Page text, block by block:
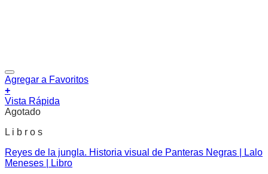
Agregar a Favoritos
+
Vista Rápida
Agotado
L i b r o s
Reyes de la jungla. Historia visual de Panteras Negras | Lalo
Meneses | Libro